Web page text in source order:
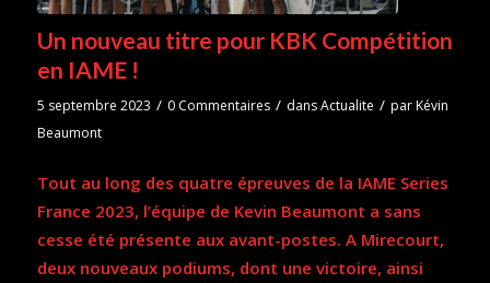
Un nouveau titre pour KBK Compétition
en IAME !
5 septembre 2023 / 0 Commentaires / dansActualite / parKévin
Beaumont
Tout au long des quatre épreuves de la IAME Series
France 2023, l’équipe de Kevin Beaumont a sans
cesse été présente aux avant-postes. A Mirecourt,
deux nouveaux podiums, dont une victoire, ainsi